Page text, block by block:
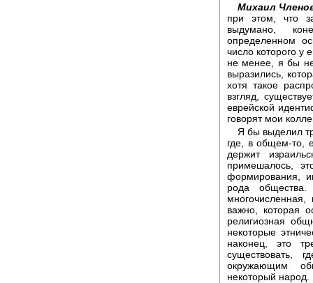
Михаил
при этом, что
выдумано,
определенном
число которого у
не менее, я бы
выразились,
хотя такое
взгляд,
еврейской
говорят мои
Я бы выделил
где, в общем-то,
держит
примешалось,
формирования,
рода
важно, которая
религиозная
некоторые
наконец, это
существовать,
окружающим
некоторый народ.